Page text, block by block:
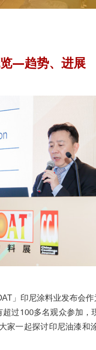
—趋势、进展
」印尼涂料业发布会
过100多名观众参加
家一起探讨印尼油漆